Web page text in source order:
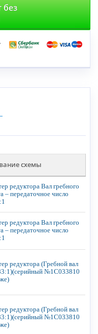
без
схемы
редуктора Вал гребного
– передаточное число
редуктора Вал гребного
– передаточное число
редуктора (Гребной вал
№1C033810
редуктора (Гребной вал
№1C033810